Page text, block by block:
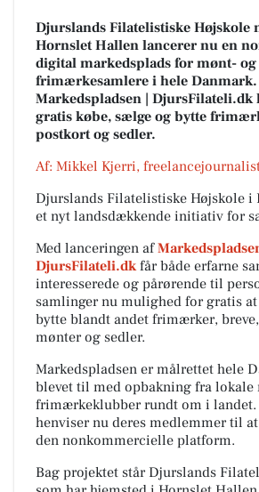
Djurslands Filatelistiske Højskole
Hornslet Hallen lancerer nu en
digital markedsplads for mønt- og
frimærkesamlere i hele Danmark.
Markedspladsen | DjursFilateli.dk
gratis købe, sælge og bytte
postkort og sedler.
Af: Mikkel Kjerri,
Djurslands Filatelistiske Højskole i
et nyt landsdækkende initiativ for
Med lanceringen af
DjursFilateli.dkfår både erfarne
interesserede og pårørende til
samlinger nu mulighed for gratis
bytte blandt andet frimærker,
mønter og sedler.
Markedspladsen er målrettet hele
blevet til med opbakning fra lokale
frimærkeklubber rundt om i landet.
henviser nu deres medlemmer til
den nonkommercielle platform.
Bag projektet står Djurslands